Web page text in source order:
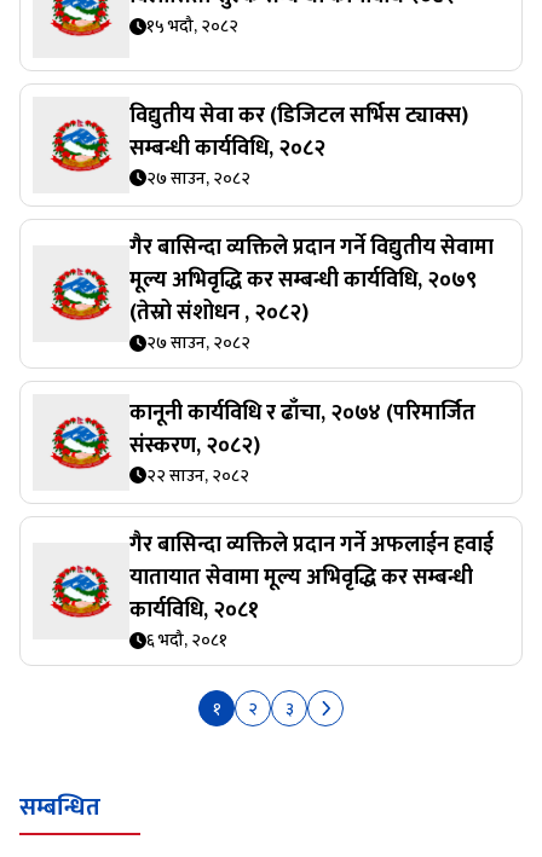
१५ भदौ, २०८२
विद्युतीय सेवा कर (डिजिटल सर्भिस ट्याक्स)
सम्बन्धी कार्यविधि, २०८२
२७ साउन, २०८२
गैर बासिन्दा व्यक्तिले प्रदान गर्ने विद्युतीय सेवामा
मूल्य अभिवृद्धि कर सम्बन्धी कार्यविधि, २०७९
(तेस्रो संशोधन , २०८२)
२७ साउन, २०८२
कानूनी कार्यविधि र ढाँचा, २०७४ (परिमार्जित
संस्करण, २०८२)
२२ साउन, २०८२
गैर बासिन्दा व्यक्तिले प्रदान गर्ने अफलाईन हवाई
यातायात सेवामा मूल्य अभिवृद्धि कर सम्बन्धी
कार्यविधि, २०८१
६ भदौ, २०८१
१ २ ३
सम्बन्धित